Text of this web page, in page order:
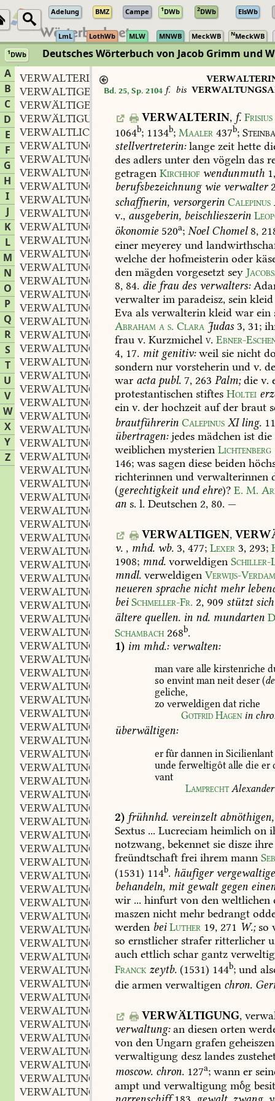
Adelung BMZ Campe 1DWb 2DWb ElsWb
LmL LothWb MLW MNWB MeckWB NMeckWB
1DWb Deutsches Wörterbuch von Jacob Grimm und
A
B
C
D
E
F
G
H
I
J
K
L
M
N
O
P
Q
R
S
T
U
V
W
X
Y
Z
VERWALTERIN ,f.
VERWALTIGEN
v.
VERWÄLTIGEN
VERWÄLTIGUNG
VERWALTLICH
adj.
VERWALTUNG
VERWALTUNGSWEISZ,adv.
VERWALTUNGSACT
VERWALTUNGSACTEN
VERWALTUNGSAMT
VERWALTUNGSANSCHLAG
VERWALTUNGSAPPARAT
VERWALTUNGSAUFGABE
VERWALTUNGSAUFWAND
VERWALTUNGSBEAMTE
VERWALTUNGSBEFUGNIS
VERWALTUNGSBEHÖRDE
VERWALTUNGSBEREICH
VERWALTUNGSBERICHT
VERWALTUNGSBEZIRK
VERWALTUNGSCARRIERE
VERWALTUNGSCENTRUM
VERWALTUNGSCHEF
VERWALTUNGSDESPOTIE
VERWALTUNGSDESPOTISMUS
VERWALTUNGSDIENST
VERWALTUNGSEINHEIT
VERWALTUNGSEINRICHTUNG
VERWALTUNGSENTWURF
VERWALTUNGSFORM
VERWALTUNGSFÖRSTER
VERWALTUNGSFORSTMEISTER
VERWALTUNGSFRAGE
VERWALTUNGSGEBÄUDE
VERWALTUNGSGEBIET
VERWALTUNGSGERICHT
VERWALTUNGSGERICHTLICH
VERWALTUNGSGERICHTSHOF
VERWALTUNGSGESCHÄFT
VERWALTUNGSGESCHICHTE
VERWALTUNGSGEWALT
VERWALTUNGSGRUNDSATZ
VERWALTUNGSGRUPPE
VERWALTUNGSHIERARCHIE
VERWALTUNGSJAHR
VERWALTUNGSKÖRPER
VERWALTUNGSKOSTEN
VERWALTUNGSKREIS
VERWALTUNGSLEBEN
VERWALTUNGSLEHRE
VERWALTUNGSMANN
VERWALTUNGSMASCHINE
VERWALTUNGSMASZREGEL
VERWALTUNGSMECHANISMUS
VERWALTUNGSMITTELPUNCT
VERWALTUNGSNORM
VERWALTUNGSOFFIZIER
VERWALTUNGSORDNUNG
VERWALTUNGSORGAN
VERWALTUNGSORGANISATION
VERWALTUNGSPERSONAL
VERWALTUNGSRAT
VERWALTUNGSRECHT
VERWALTUNGSRECHTLICH
VERWALTUNGSREFORM
VERWALTUNGSRÜCKSICHTEN
VERWALTUNGSSACHE
VERWALTUNGSSCHEMA
VERWALTUNGSSEKRETÄR
VERWALTUNGSSPRACHE
VERWALTUNGSSTELLE
VERWALTUNGSSTREITVERFAHREN
VERWALTUNGSSYSTEM
VERWALTUNGSTHÄTIGKEIT
VERWALTUNGSTECHNISCH
VERWALTUNGSVOLLZUG
Bd. 25, Sp. 2104 f. bis
VERWALTERIN, f. Frisius
1064b; 1134b; Maaler 437b;
stellvertreterin:lange zeit hette
des adlers unter den vögeln das
getragen Kirchhof wendunmuth
berufsbezeichnungwie verwalter
schaffnerin, versorgerin Calepinus
v., ausgeberin, beischlieszerin
ökonomie 520a; NoelChomel8,
einer meyerey und
welche der hofmeisterin oder
den mägden vorgesetzt sey
8, 84. die frau des verwalters:
verwalter im paradeisz, sein kleid
Eva als verwalterin kleid war ein
Abraham a s. Clara Judas 3, 31;
frau v. Kurzmichel v. Ebner-
4, 17. mitgenitiv:weil sie nicht
sondern nur vorsteherin und v.
war actapubl. 7, 263 Palm;die v.
protestantischen stiftes Holtei
ein v. der hochzeit aufder braut
brautführerin Calepinus XIling.
übertragen:jedes mädchen ist die
weiblichen mysterien Lichtenberg
146; was sagen diese beiden
richterinnen und verwalterinnen
(gerechtigkeitundehre)? E. M.
an s. l. Deutschen 2, 80. —
VERWALTIGEN,
v. , mhd. wb. 3, 477; Lexer 3, 293;
1908; mnd. vorweldigen Schiller-
mndl. verweldigen Verwijs-
neueren sprache nichtmehr
bei Schmeller-Fr. 2, 909 stütztsich
ältere quellen. in nd. mundarten
Schambach 268b.
1) im mhd.:verwalten:
man vare alle kirstenriche
so envint man neit deser (
geliche,
zo verweldigen dat riche
Gotfrid Hagen in
überwältigen:
er fûr dannen in Sicilienlant
unde ferweltigôt alle die er
vant
Lamprecht Alexander
2) frühnhd. vereinzeltabnöthigen,
Sextus ... Lucreciam heimlich on
notzwang, bekennet sie disze ihre
freündtschaft frei ihrem mann
(1531) 114b. häufiger
behandeln, mitgewaltgegen
wir ... hinfurt von den weltlichen
maszen nicht mehr bedrangt
werden bei Luther 19, 271 W.;so
so ernstlicher strafer ritterlicher
auch ettlich schar gantz
Franck zeytb. (1531) 144b; und
die armen verwaltigen chron.
VERWÄLTIGUNG,
verwaltung:an diesen orten
von den Ungarn grafen
verwaltigung desz landes
moscow. chron. 127a; wann er
ampt und verwaltigung mg